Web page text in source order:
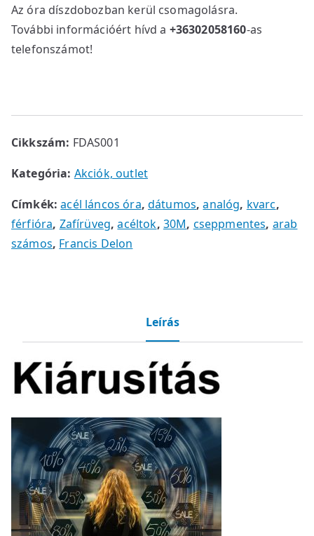
:
3
5
t
.
5
9
0
t
Az óra díszdobozban kerül csomagolásra.
További információért hívd a +36302058160-as
telefonszámot!
Cikkszám: FDAS001
Kategória: Akciók, outlet
Címkék:acél láncos óra,dátumos,analóg, kvarc,
férfióra, Zafírüveg,acéltok, 30M, cseppmentes, arab
számos, Francis Delon
Leírás